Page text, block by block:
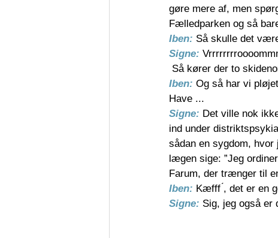
gøre mere af, men
Fælledparken og så
Iben: Så skulle det
Signe:
Så kører der to
Iben: Og så har vi
Have ...
Signe: Det ville nok
ind under
sådan en sygdom,
lægen sige: ”Jeg
Farum, der trænger til
Iben: Kæfff ́, det er en
Signe: Sig, jeg også er